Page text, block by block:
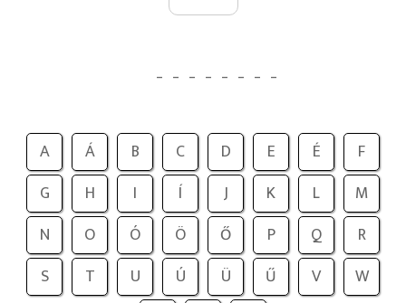
A Á B C D E É
F
G
H I Í J K L
M
N
O Ó Ö Ő P Q
R
S
T U Ú Ü Ű V
W